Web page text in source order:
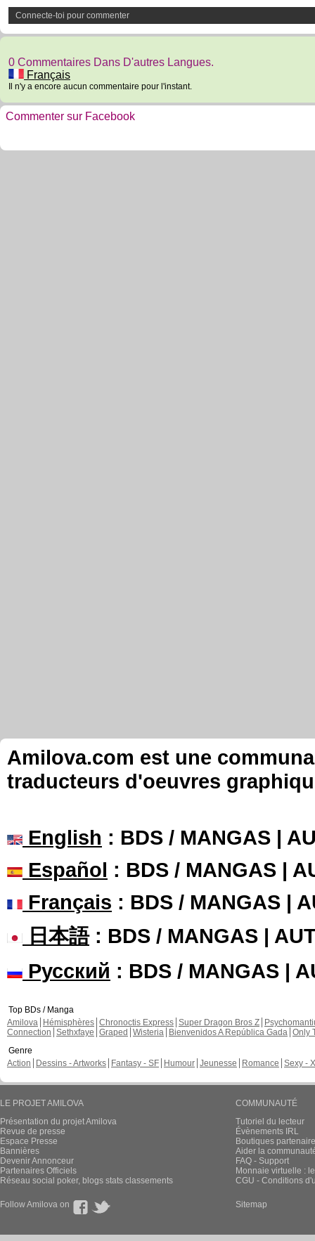
Connecte-toi pour commenter
0 Commentaires Dans D'autres Langues.
Français
Il n'y a encore aucun commentaire pour l'instant.
Commenter sur Facebook
Amilova.com est une
traducteurs d'oeuvres
English : BDS / MANGAS |
Español : BDS / MANGAS |
Français : BDS / MANGAS |
日本語: BDS / MANGAS |
Русский : BDS / MANGAS |
Top BDs / Manga
Amilova
Hémisphères Chronoctis Express Super Dragon Bros Z
Connection Sethxfaye Graped Wisteria Bienvenidos A República Gada Only
Genre
Action
Dessins - Artworks Fantasy - SF Humour Jeunesse Romance Sexy -
LE PROJET AMILOVA
Présentation du projet Amilova
Revue de presse
Espace Presse
Bannières
Devenir Annonceur
Partenaires Officiels
Réseau social poker, blogs stats classements
COMMUNAUTÉ
Tutoriel du lecteur
Évènements IRL
Boutiques
Aider la
FAQ - Support
Monnaie virtuelle :
CGU - Conditions
Follow Amilova on Sitemap